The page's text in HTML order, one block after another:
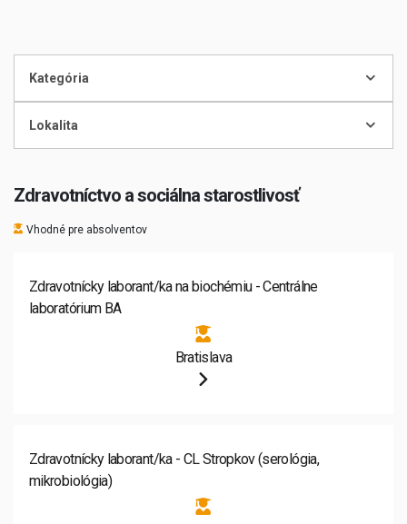
Kategória
Lokalita
Zdravotníctvo a sociálna starostlivosť
Vhodné pre absolventov
Zdravotnícky laborant/ka na biochémiu - Centrálne
laboratórium BA
Bratislava
Zdravotnícky laborant/ka - CL Stropkov (serológia,
mikrobiológia)